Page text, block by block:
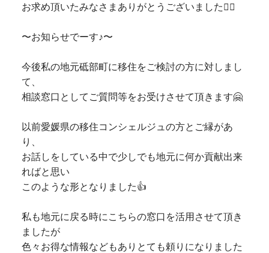
お求め頂いたみなさまありがとうございました🙇‍♀️
〜お知らせでーす♪〜
今後私の地元砥部町に移住をご検討の方に対しまし
て、
相談窓口としてご質問等をお受けさせて頂きます🤗
以前愛媛県の移住コンシェルジュの方とご縁があ
り、
お話しをしている中で少しでも地元に何か貢献出来
ればと思い
このような形となりました👍
私も地元に戻る時にこちらの窓口を活用させて頂き
ましたが
色々お得な情報などもありとても頼りになりました